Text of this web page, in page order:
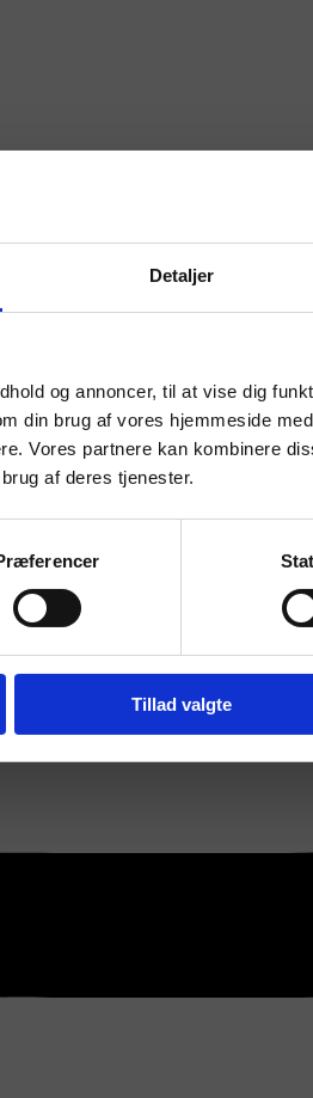
Detaljer
og annoncer, til at vise dig
din brug af vores hjemmeside
Vores partnere kan kombinere
af deres tjenester.
Tillad valgte